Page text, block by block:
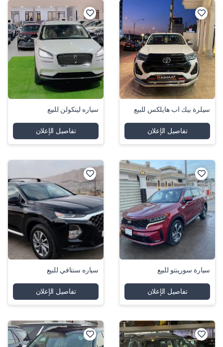
سيلرة بيك اب هايلكس للبيع
تفاصيل الإعلان
سياره لينكولن للبيع
تفاصيل الإعلان
سيارة سورينتو للبيع
تفاصيل الإعلان
سياره سنتافي للبيع
تفاصيل الإعلان